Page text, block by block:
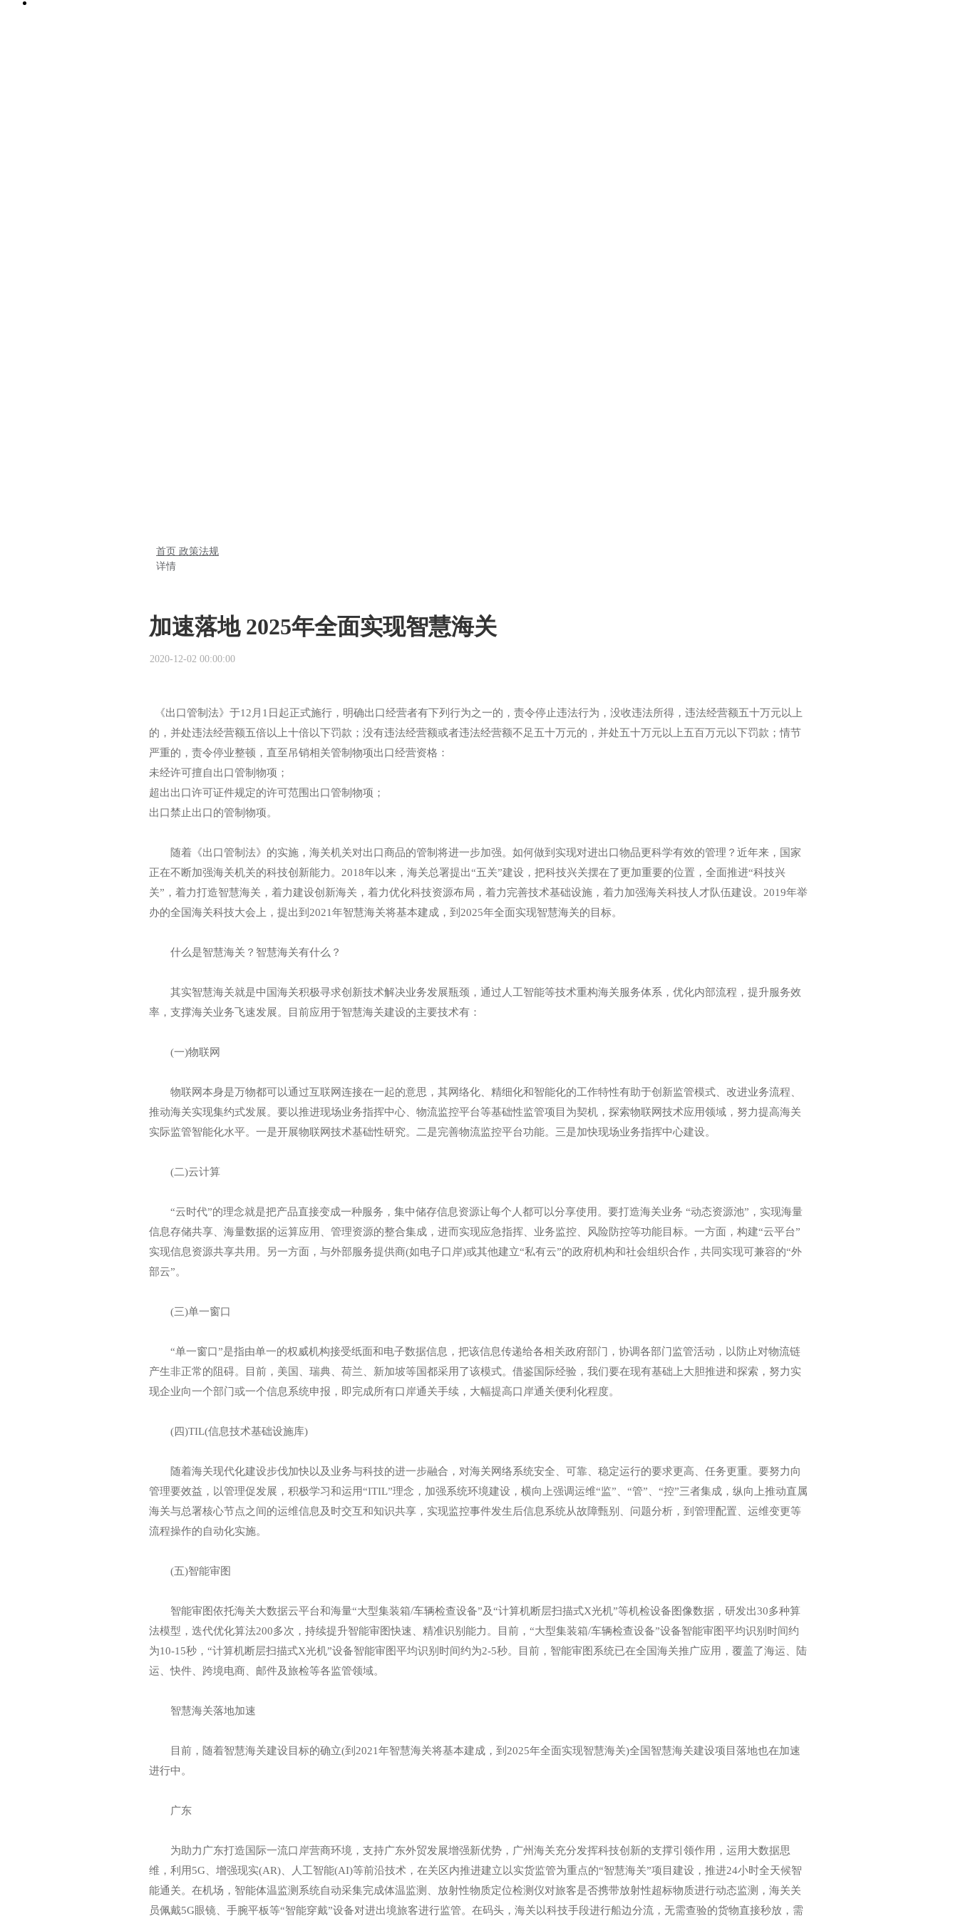
首页 政策法规
详情
加速落地 2025年全面实现智慧海关
2020-12-02 00:00:00
《出口管制法》于12月1日起正式施行，明确出口经营者有下列行为之一的，责令停止违法行为，没收违法所得，违法经营额五十万元以上
的，并处违法经营额五倍以上十倍以下罚款；没有违法经营额或者违法经营额不足五十万元的，并处五十万元以上五百万元以下罚款；情节
严重的，责令停业整顿，直至吊销相关管制物项出口经营资格：
未经许可擅自出口管制物项；
超出出口许可证件规定的许可范围出口管制物项；
出口禁止出口的管制物项。
随着《出口管制法》的实施，海关机关对出口商品的管制将进一步加强。如何做到实现对进出口物品更科学有效的管理？近年来，国家
正在不断加强海关机关的科技创新能力。2018年以来，海关总署提出“五关”建设，把科技兴关摆在了更加重要的位置，全面推进“科技兴
关”，着力打造智慧海关，着力建设创新海关，着力优化科技资源布局，着力完善技术基础设施，着力加强海关科技人才队伍建设。2019年举
办的全国海关科技大会上，提出到2021年智慧海关将基本建成，到2025年全面实现智慧海关的目标。
什么是智慧海关？智慧海关有什么？
其实智慧海关就是中国海关积极寻求创新技术解决业务发展瓶颈，通过人工智能等技术重构海关服务体系，优化内部流程，提升服务效
率，支撑海关业务飞速发展。目前应用于智慧海关建设的主要技术有：
(一)物联网
物联网本身是万物都可以通过互联网连接在一起的意思，其网络化、精细化和智能化的工作特性有助于创新监管模式、改进业务流程、
推动海关实现集约式发展。要以推进现场业务指挥中心、物流监控平台等基础性监管项目为契机，探索物联网技术应用领域，努力提高海关
实际监管智能化水平。一是开展物联网技术基础性研究。二是完善物流监控平台功能。三是加快现场业务指挥中心建设。
(二)云计算
“云时代”的理念就是把产品直接变成一种服务，集中储存信息资源让每个人都可以分享使用。要打造海关业务 “动态资源池”，实现海量
信息存储共享、海量数据的运算应用、管理资源的整合集成，进而实现应急指挥、业务监控、风险防控等功能目标。一方面，构建“云平台”
实现信息资源共享共用。另一方面，与外部服务提供商(如电子口岸)或其他建立“私有云”的政府机构和社会组织合作，共同实现可兼容的“外
部云”。
(三)单一窗口
“单一窗口”是指由单一的权威机构接受纸面和电子数据信息，把该信息传递给各相关政府部门，协调各部门监管活动，以防止对物流链
产生非正常的阻碍。目前，美国、瑞典、荷兰、新加坡等国都采用了该模式。借鉴国际经验，我们要在现有基础上大胆推进和探索，努力实
现企业向一个部门或一个信息系统申报，即完成所有口岸通关手续，大幅提高口岸通关便利化程度。
(四)TIL(信息技术基础设施库)
随着海关现代化建设步伐加快以及业务与科技的进一步融合，对海关网络系统安全、可靠、稳定运行的要求更高、任务更重。要努力向
管理要效益，以管理促发展，积极学习和运用“ITIL”理念，加强系统环境建设，横向上强调运维“监”、“管”、“控”三者集成，纵向上推动直属
海关与总署核心节点之间的运维信息及时交互和知识共享，实现监控事件发生后信息系统从故障甄别、问题分析，到管理配置、运维变更等
流程操作的自动化实施。
(五)智能审图
智能审图依托海关大数据云平台和海量“大型集装箱/车辆检查设备”及“计算机断层扫描式X光机”等机检设备图像数据，研发出30多种算
法模型，迭代优化算法200多次，持续提升智能审图快速、精准识别能力。目前，“大型集装箱/车辆检查设备”设备智能审图平均识别时间约
为10-15秒，“计算机断层扫描式X光机”设备智能审图平均识别时间约为2-5秒。目前，智能审图系统已在全国海关推广应用，覆盖了海运、陆
运、快件、跨境电商、邮件及旅检等各监管领域。
智慧海关落地加速
目前，随着智慧海关建设目标的确立(到2021年智慧海关将基本建成，到2025年全面实现智慧海关)全国智慧海关建设项目落地也在加速
进行中。
广东
为助力广东打造国际一流口岸营商环境，支持广东外贸发展增强新优势，广州海关充分发挥科技创新的支撑引领作用，运用大数据思
维，利用5G、增强现实(AR)、人工智能(AI)等前沿技术，在关区内推进建立以实货监管为重点的“智慧海关”项目建设，推进24小时全天候智
能通关。在机场，智能体温监测系统自动采集完成体温监测、放射性物质定位检测仪对旅客是否携带放射性超标物质进行动态监测，海关关
员佩戴5G眼镜、手腕平板等“智能穿戴”设备对进出境旅客进行监管。在码头，海关以科技手段进行船边分流，无需查验的货物直接秒放，需